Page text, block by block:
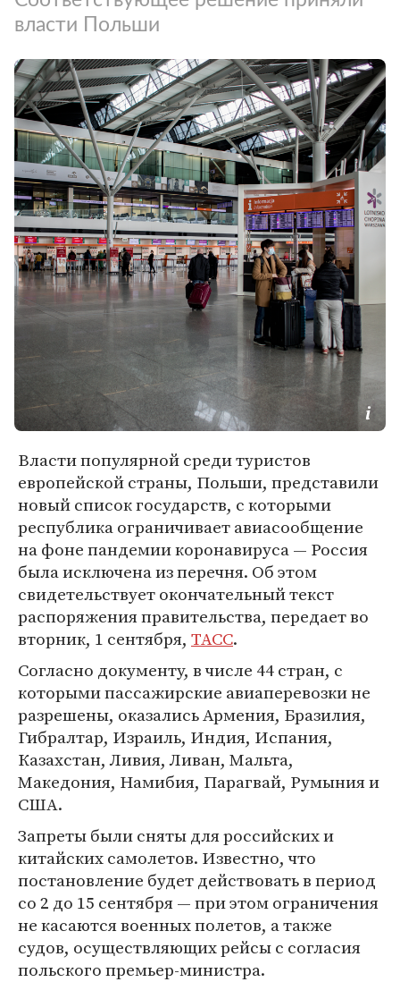
власти Польши
Власти популярной среди туристов
европейской страны, Польши, представили
новый список государств, с которыми
республика ограничивает авиасообщение
на фоне пандемии коронавируса — Россия
была исключена из перечня. Об этом
свидетельствует окончательный текст
распоряжения правительства, передает во
вторник, 1 сентября, ТАСС.
Согласно документу, в числе 44 стран, с
которыми пассажирские авиаперевозки не
разрешены, оказались Армения, Бразилия,
Гибралтар, Израиль, Индия, Испания,
Казахстан, Ливия, Ливан, Мальта,
Македония, Намибия, Парагвай, Румыния и
США.
Запреты были сняты для российских и
китайских самолетов. Известно, что
постановление будет действовать в период
со 2 до 15 сентября — при этом ограничения
не касаются военных полетов, а также
судов, осуществляющих рейсы с согласия
польского премьер-министра.